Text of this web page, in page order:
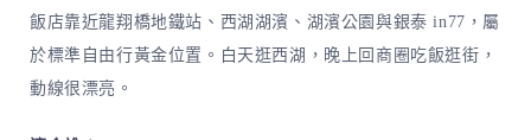
飯店靠近龍翔橋地鐵站、西湖湖濱、湖濱公園與銀泰 in77，屬
於標準自由行黃金位置。白天逛西湖，晚上回商圈吃飯逛街，
動線很漂亮。